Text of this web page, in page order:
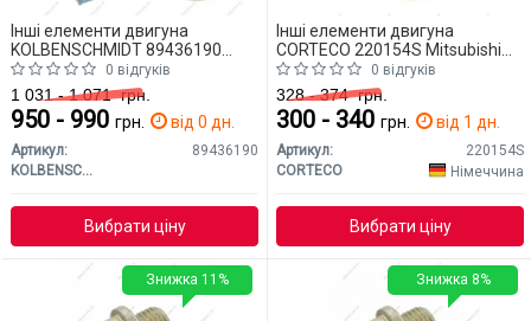
Інші елементи двигуна
KOLBENSCHMIDT 89436190
Mitsubishi L2000 відгуків
1 031 - 1 071грн.
950 - 990 грн. від 0 дн.
Артикул:
89436190
KOLBENSCHMIDT
Вибрати ціну
Інші елементи двигуна
CORTECO 220154S Mitsubishi
L200
0 відгуків
328 - 374грн.
300 - 340 грн. від 1 дн.
Артикул:
220154S
CORTECO
Німеччина
Вибрати ціну
Знижка 11% Знижка 8%